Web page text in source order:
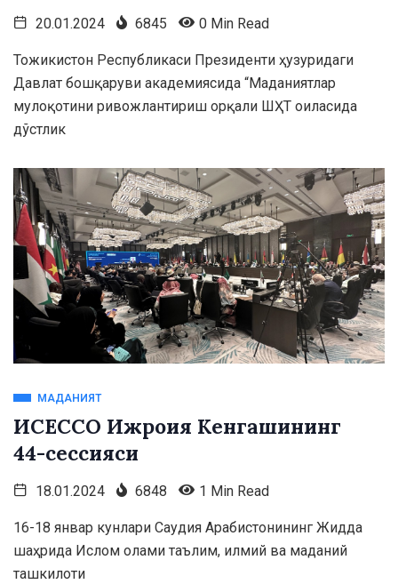
20.01.2024 6845 0 Min Read
Тожикистон Республикаси Президенти ҳузуридаги
Давлат бошқаруви академиясида “Маданиятлар
мулоқотини ривожлантириш орқали ШҲТ оиласида
дўстлик
МАДАНИЯТ
ИСЕСCО Ижроия Кенгашининг
44-сессияси
18.01.2024 6848 1 Min Read
16-18 январ кунлари Саудия Арабистонининг Жидда
шаҳрида Ислом олами таълим, илмий ва маданий
ташкилоти